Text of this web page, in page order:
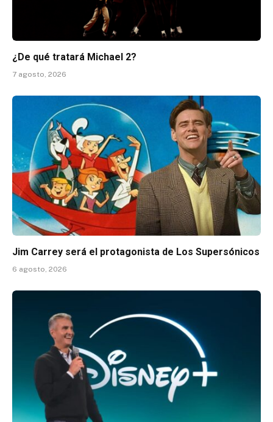
¿De qué tratará Michael 2?
7 agosto, 2026
Jim Carrey será el protagonista de Los Supersónicos
6 agosto, 2026